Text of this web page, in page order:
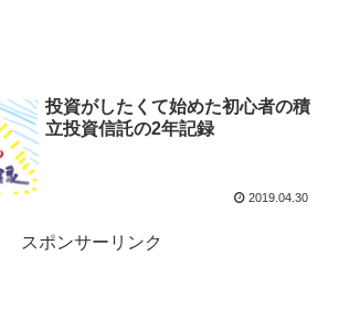
投資がしたくて始めた初心者の積
立投資信託の2年記録
2019.04.30
スポンサーリンク